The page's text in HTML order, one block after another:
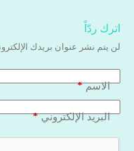
اترك ردّاً
لن يتم نشر عنوان بريدك
الاسم*
البريد الإلكتروني*